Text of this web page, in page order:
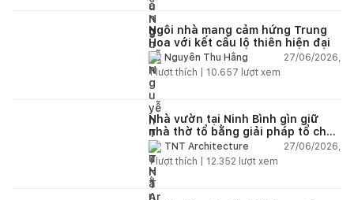
Ngôi nhà mang cảm hứng Trung
Hoa với kết cấu lộ thiên hiện đại
Nguyễn Thu Hằng
27/06/2026,
1lượt thích | 10.657 lượt xem
Nhà vườn tại Ninh Bình gìn giữ
nhà thờ tổ bằng giải pháp tổ chức
lại không gian
TNT Architecture
27/06/2026,
1lượt thích | 12.352 lượt xem